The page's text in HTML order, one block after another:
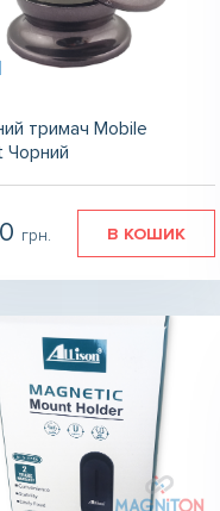
тримач Mobile
Чорний
грн. В КОШИК